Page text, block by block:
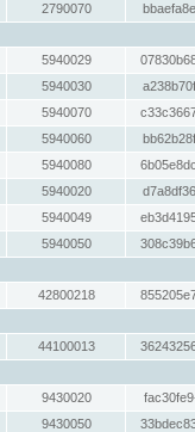
2790070
5940029
5940030
5940070
5940060
5940080
5940020
5940049
5940050
42800218
44100013
9430020
9430050